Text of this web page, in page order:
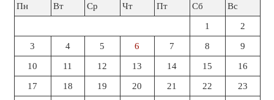
Пн
Вт Ср Чт Пт Сб Вс
1 2
3 4 5 6 7 8 9
10 11 12 13 14 15 16
17 18 19 20 21 22 23